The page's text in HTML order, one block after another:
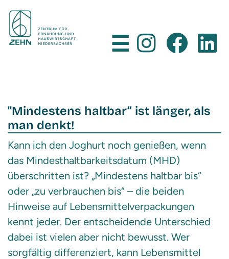
☰
"Mindestens haltbar“ ist länger, als
man denkt!
Kann ich den Joghurt noch genießen, wenn
das Mindesthaltbarkeitsdatum (MHD)
überschritten ist? „Mindestens haltbar bis“
oder „zu verbrauchen bis“ – die beiden
Hinweise auf Lebensmittelverpackungen
kennt jeder. Der entscheidende Unterschied
dabei ist vielen aber nicht bewusst. Wer
sorgfältig differenziert, kann Lebensmittel